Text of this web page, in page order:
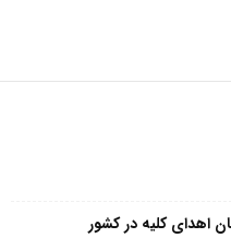
اهدای کلیه در کشور